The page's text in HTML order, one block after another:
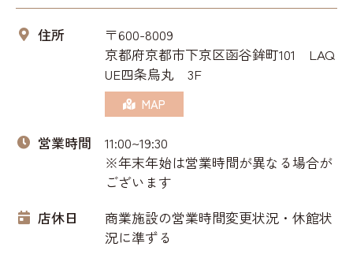
住所
〒600-8009
京都府京都市下京区函谷鉾町101 LAQ
UE四条烏丸 3F
MAP
営業時間
11:00~19:30
※年末年始は営業時間が異なる場合が
ございます
店休日
商業施設の営業時間変更状況・休館状
況に準ずる